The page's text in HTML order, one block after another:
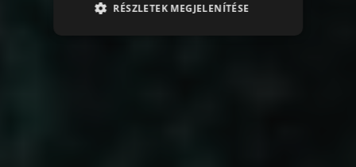
RÉSZLETEK MEGJELENÍTÉSE